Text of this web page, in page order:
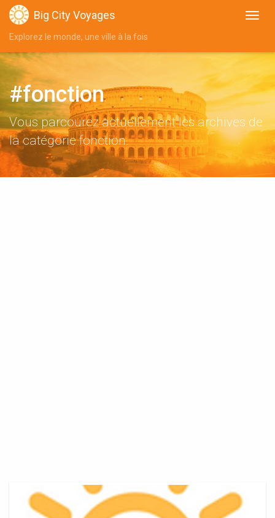
Big City Voyages
Explorez le monde, une ville à la fois
#fonction
Vous parcourez actuellement les archives de
la catégorie fonction.
Fonction
Publique